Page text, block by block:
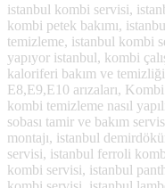
istanbul kombi servisi,
kombi petek bakımı,
temizleme, istanbul kombi
yapıyor istanbul, kombi
kaloriferi bakım ve
E8,E9,E10 arızaları,
kombi temizleme nasıl
sobası tamir ve bakım
montajı, istanbul
servisi, istanbul ferroli
kombi servisi, istanbul